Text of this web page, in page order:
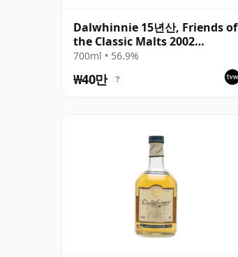
Dalwhinnie 15년산, Friends of
the Classic Malts 2002
Bottling
700ml • 56.9%
₩40만 ?